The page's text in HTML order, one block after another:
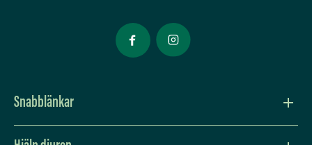
Öppnas i nytt fönster
Snabblänkar